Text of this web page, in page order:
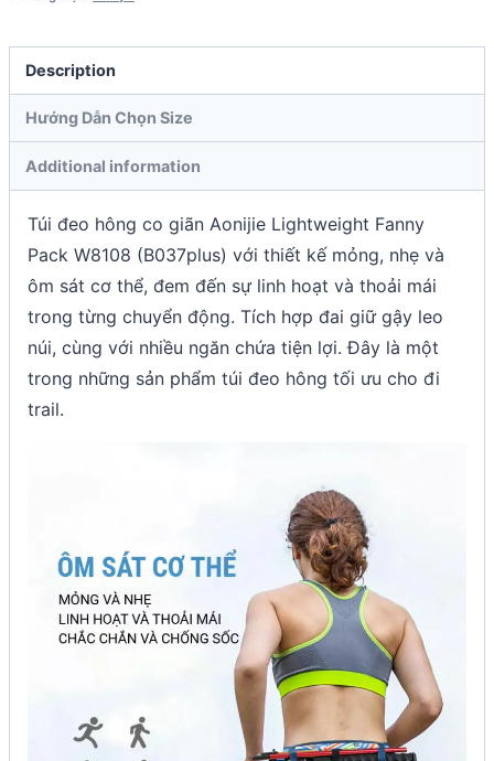
Description
Hướng Dẫn Chọn Size
Additional information
Túi đeo hông co giãn Aonijie Lightweight Fanny
Pack W8108 (B037plus) với thiết kế mỏng, nhẹ và
ôm sát cơ thể, đem đến sự linh hoạt và thoải mái
trong từng chuyển động. Tích hợp đai giữ gậy leo
núi, cùng với nhiều ngăn chứa tiện lợi. Đây là một
trong những sản phẩm túi đeo hông tối ưu cho đi
trail.